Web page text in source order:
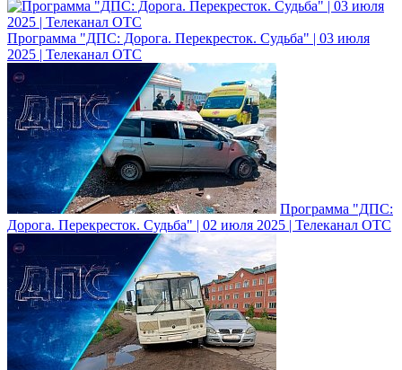
Программа "ДПС: Дорога. Перекресток. Судьба" | 03 июля
2025 | Телеканал ОТС
Программа "ДПС:
Дорога. Перекресток. Судьба" | 02 июля 2025 | Телеканал ОТС